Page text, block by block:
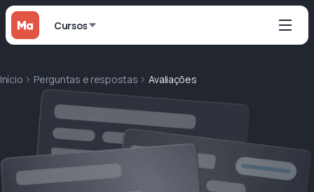
Cursos
Início Perguntas e respostas Avaliações